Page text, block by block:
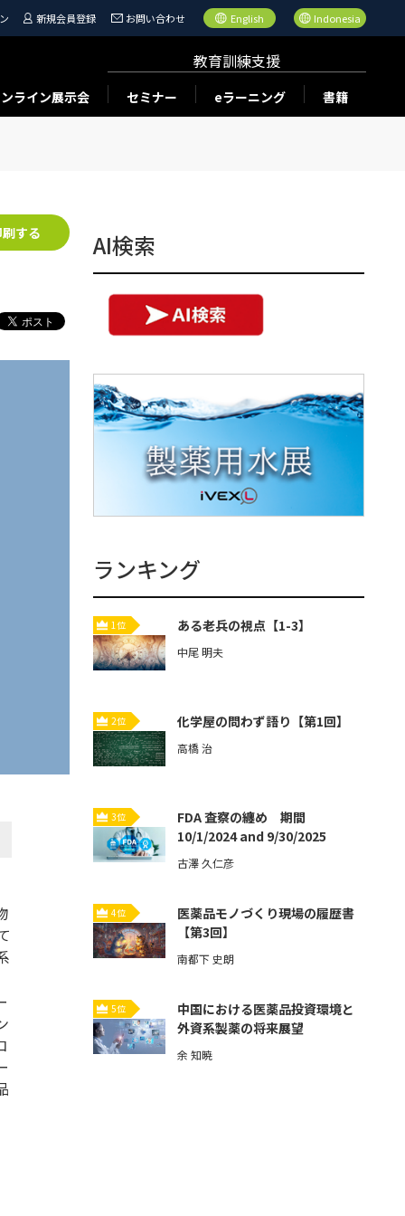
新規会員登録 お問い合わせ English Indonesia
ライン展示会
教育訓練支援
セミナー eラーニング 書籍
する AI検索
ランキング
1位 ある老兵の視点【1-3】
中尾 明夫
2位 化学屋の問わず語り【第1回】
高橋 治
3位
FDA 査察の纏め 期間
10/1/2024 and 9/30/2025
古澤 久仁彦
4位
医薬品モノづくり現場の履歴書
【第3回】
南都下 史朗
5位
中国における医薬品投資環境と
外資系製薬の将来展望
余 知暁